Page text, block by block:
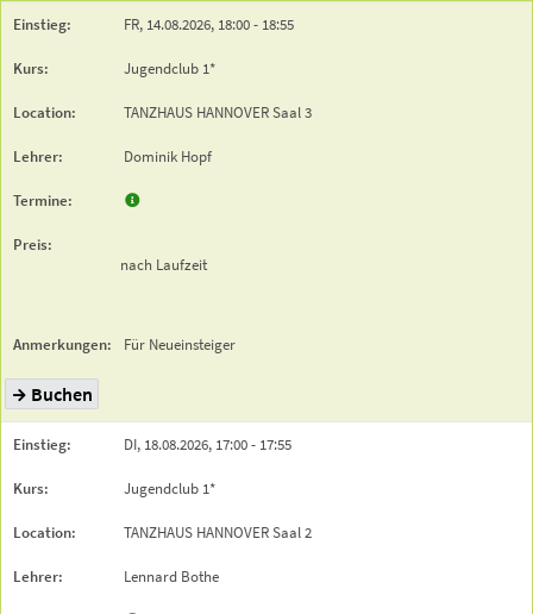
FR, 14.08.2026, 18:00 - 18:55
Jugendclub 1*
TANZHAUS HANNOVER Saal 3
Dominik Hopf
nach Laufzeit
Für Neueinsteiger
Buchen
DI, 18.08.2026, 17:00 - 17:55
Jugendclub 1*
TANZHAUS HANNOVER Saal 2
Lennard Bothe